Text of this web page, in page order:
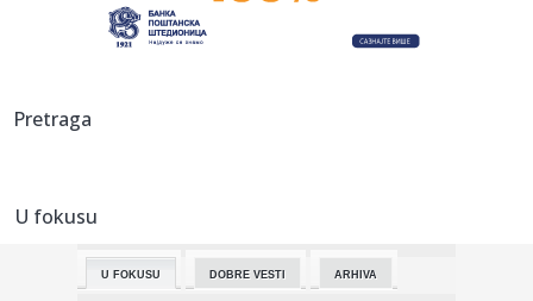
15:05:Колико су безбедне брзе дијете?
15:03:
15:03:
Suzana Mančić o prvim danima sa unukom Mijatom: Tek da
Pretraga
U fokusu
U FOKUSU DOBRE VESTI ARHIVA